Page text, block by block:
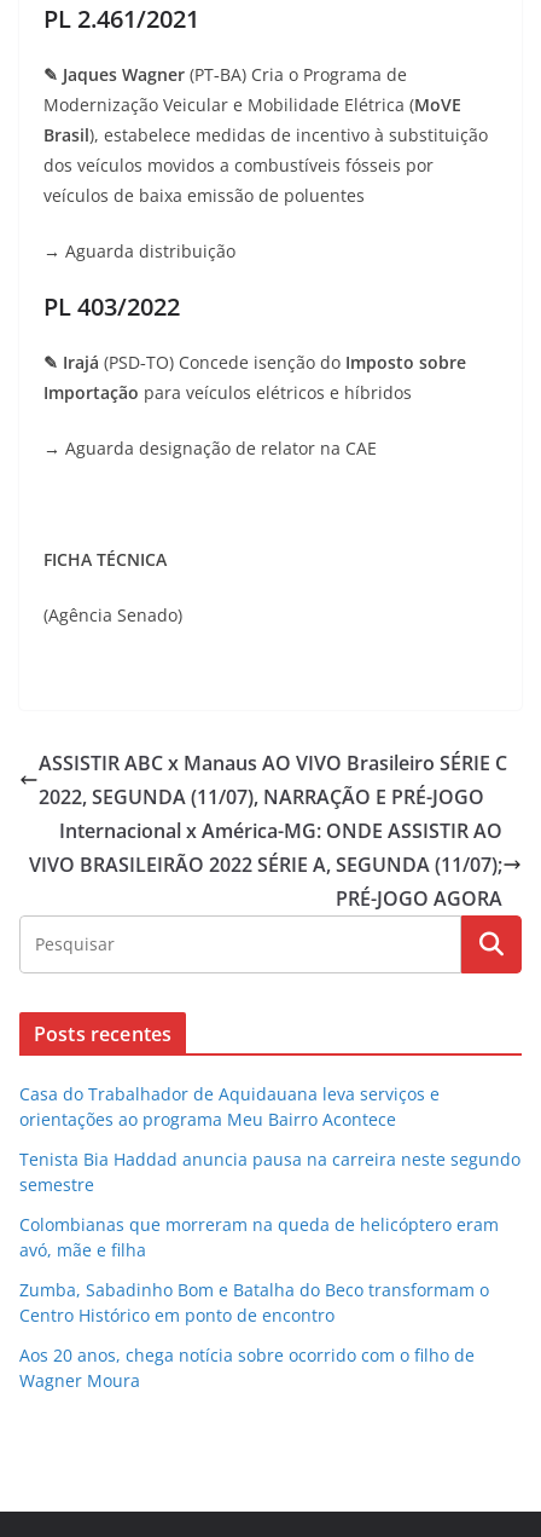
PL 2.461/2021
✎ Jaques Wagner (PT‑BA) Cria o Programa de
Modernização Veicular e Mobilidade Elétrica (MoVE
Brasil), estabelece medidas de incentivo à substituição
dos veículos movidos a combustíveis fósseis por
veículos de baixa emissão de poluentes
→ Aguarda distribuição
PL 403/2022
✎ Irajá (PSD‑TO) Concede isenção do Imposto sobre
Importação para veículos elétricos e híbridos
→ Aguarda designação de relator na CAE
FICHA TÉCNICA
(Agência Senado)
ASSISTIR ABC x Manaus AO VIVO Brasileiro SÉRIE C
2022, SEGUNDA (11/07), NARRAÇÃO E PRÉ-JOGO
Internacional x América-MG: ONDE ASSISTIR AO
VIVO BRASILEIRÃO 2022 SÉRIE A, SEGUNDA (11/07);
PRÉ-JOGO AGORA
Posts recentes
Casa do Trabalhador de Aquidauana leva serviços e
orientações ao programa Meu Bairro Acontece
Tenista Bia Haddad anuncia pausa na carreira neste segundo
semestre
Colombianas que morreram na queda de helicóptero eram
avó, mãe e filha
Zumba, Sabadinho Bom e Batalha do Beco transformam o
Centro Histórico em ponto de encontro
Aos 20 anos, chega notícia sobre ocorrido com o filho de
Wagner Moura